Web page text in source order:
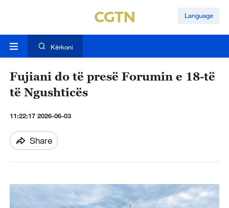
Language
Kërkoni
Fujiani do të presë Forumin e 18-të
të Ngushticës
11:22:17 2026-06-03
Share